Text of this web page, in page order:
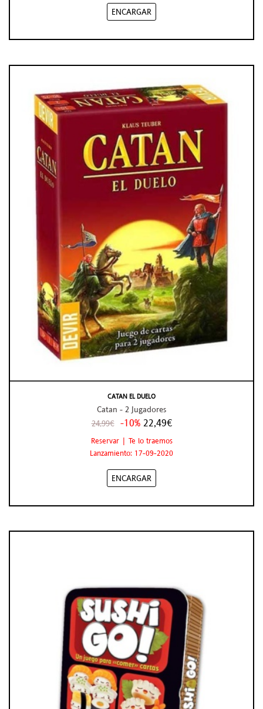
ENCARGAR
CATAN EL DUELO
Catan - 2 Jugadores
24,99€ -10% 22,49€
Reservar | Te lo traemos
Lanzamiento: 17-09-2020
ENCARGAR